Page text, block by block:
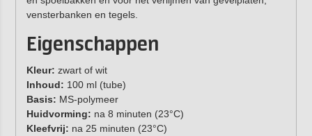
vensterbanken en tegels.
Eigenschappen
Kleur: zwart of wit
Inhoud: 100 ml (tube)
Basis: MS-polymeer
Huidvorming: na 8 minuten (23°C)
Kleefvrij: na 25 minuten (23°C)